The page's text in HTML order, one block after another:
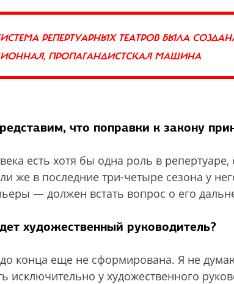
РЕПЕРТУАРНЫХ ТЕАТРОВ БЫЛА
ПРОПАГАНДИСТСКАЯ МАШИНА
что поправки к закону
есть хотя бы одна роль в
же в последние три-четыре сезона у
— должен встать вопрос о его
художественный руководитель?
конца еще не сформирована. Я не
исключительно у художественного